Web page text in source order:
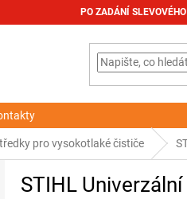
PO ZADÁNÍ
pro vysokotlaké čističe
STIHL